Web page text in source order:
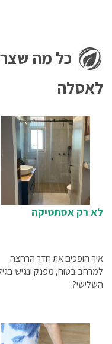
כל מה
לאסלה
לא רק אסתטיקה
איך הופכים את חדר הרחצה
למרחב בטוח, מפנק ונגיש
השלישי?